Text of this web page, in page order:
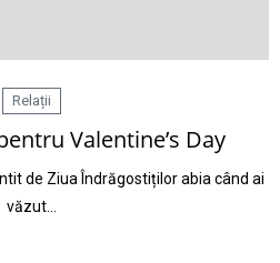
Relații
Valentine’s Day
de Ziua Îndrăgostiților abia când ai
văzut…